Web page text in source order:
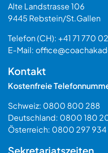
Alte Landstrasse 106
9445 Rebstein/St.Gallen
Telefon (CH): +41 71 770
E-Mail:
Kontakt
Kostenfreie
Schweiz: 0800 800 288
Deutschland: 0800 180
Österreich: 0800 297 934
Sekretariatszeiten